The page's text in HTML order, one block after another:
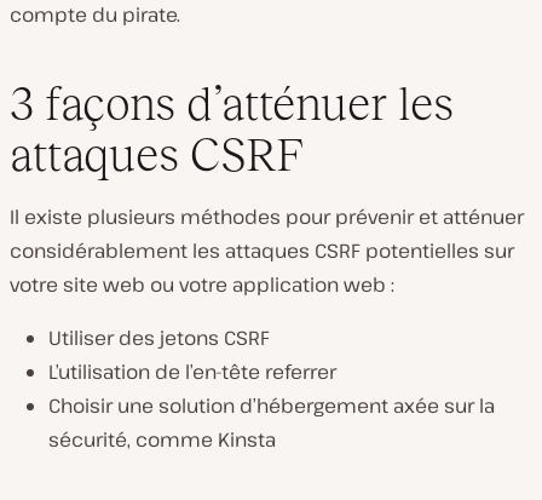
compte du pirate.
3 façons d’atténuer les
attaques CSRF
Il existe plusieurs méthodes pour prévenir et atténuer
considérablement les attaques CSRF potentielles sur
votre site web ou votre application web :
Utiliser des jetons CSRF
L’utilisation de l’en-tête referrer
Choisir une solution d’hébergement axée sur la
sécurité, comme Kinsta